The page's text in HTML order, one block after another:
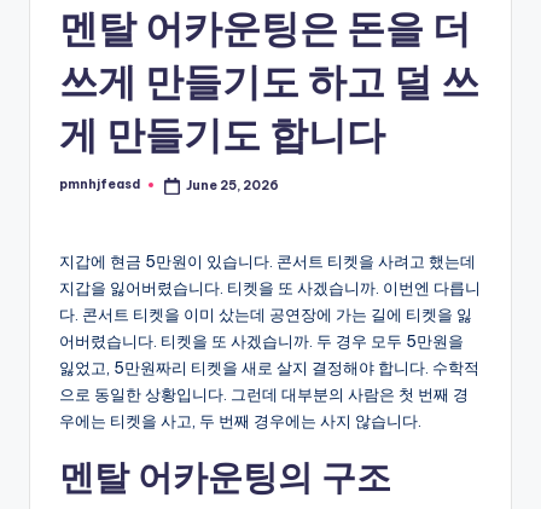
멘탈 어카운팅은 돈을 더
쓰게 만들기도 하고 덜 쓰
게 만들기도 합니다
Posted
pmnhjfeasd June 25, 2026
지갑에 현금 5만원이 있습니다. 콘서트 티켓을 사려고 했는데
지갑을 잃어버렸습니다. 티켓을 또 사겠습니까. 이번엔 다릅니
다. 콘서트 티켓을 이미 샀는데 공연장에 가는 길에 티켓을 잃
어버렸습니다. 티켓을 또 사겠습니까. 두 경우 모두 5만원을
잃었고, 5만원짜리 티켓을 새로 살지 결정해야 합니다. 수학적
으로 동일한 상황입니다. 그런데 대부분의 사람은 첫 번째 경
우에는 티켓을 사고, 두 번째 경우에는 사지 않습니다.
멘탈 어카운팅의 구조